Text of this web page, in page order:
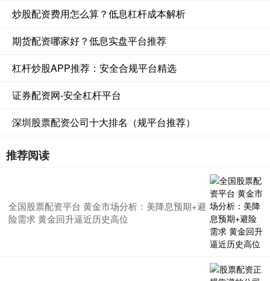
炒股配资费用怎么算？低息杠杆成本解析
期货配资哪家好？低息实盘平台推荐
杠杆炒股APP推荐：安全合规平台精选
证券配资网-安全杠杆平台
深圳股票配资公司十大排名（规平台推荐）
推荐阅读
全国股票配资平台 黄金市场分析：美降息预期+避
险需求 黄金回升逼近历史高位